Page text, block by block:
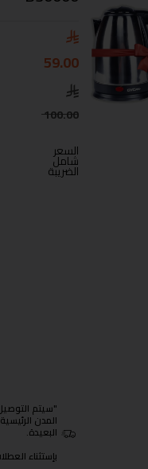
100.00
59.00
السعر
شامل
الضريبة
"سيتم
البعيدة.
بإستثناء